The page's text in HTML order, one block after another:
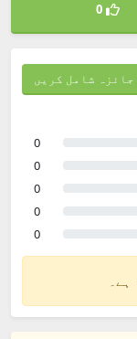
0
شامل کریں
0
0
0
0
0
ہے۔